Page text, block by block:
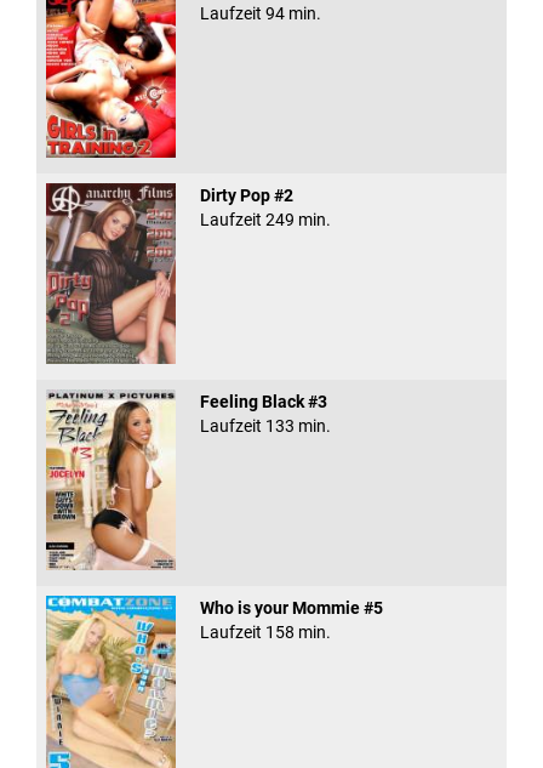
Laufzeit 94 min.
Dirty Pop #2
Laufzeit 249 min.
Feeling Black #3
Laufzeit 133 min.
Who is your Mommie #5
Laufzeit 158 min.